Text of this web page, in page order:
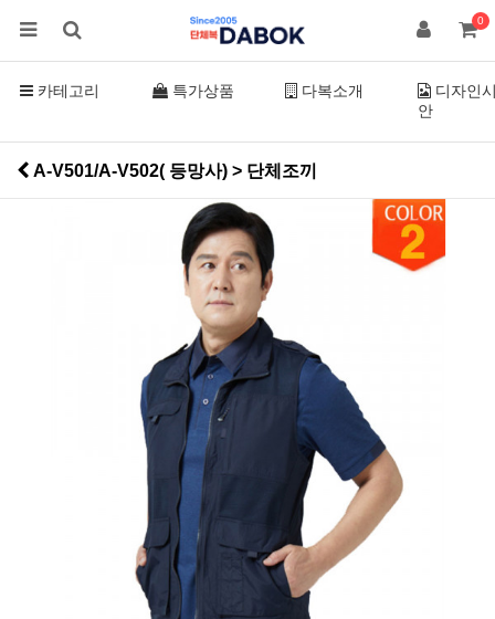
0
카테고리 특가상품 다복소개
디자인
안
A-V501/A-V502( 등망사) > 단체조끼